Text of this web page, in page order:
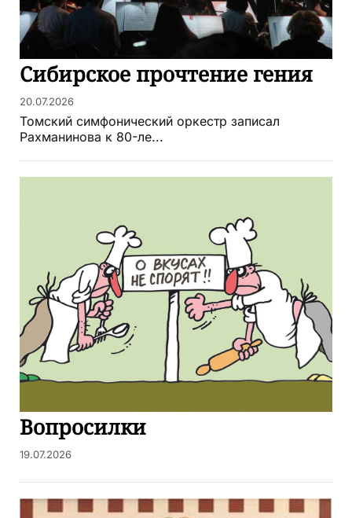
Сибирское прочтение гения
20.07.2026
Томский симфонический оркестр записал
Рахманинова к 80-ле...
Вопросилки
19.07.2026